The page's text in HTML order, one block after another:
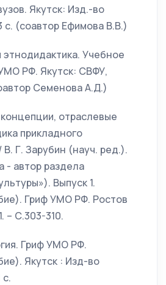
Якутск: Изд.-во
с. (соавтор Ефимова В.В.)
Учебное
РФ. Якутск: СВФУ,
Семенова А.Д.)
отраслевые
прикладного
Г. Зарубин (науч. ред.).
- автор раздела
Выпуск 1.
Гриф УМО РФ. Ростов
– С.303-310.
Гриф УМО РФ.
Якутск : Изд-во
с.